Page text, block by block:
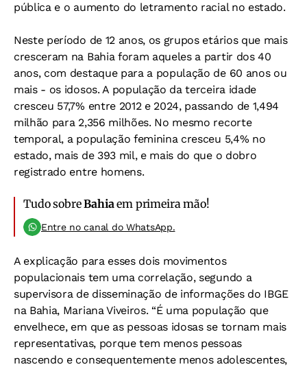
pública e o aumento do letramento racial no estado.
Neste período de 12 anos, os grupos etários que mais
cresceram na Bahia foram aqueles a partir dos 40
anos, com destaque para a população de 60 anos ou
mais - os idosos. A população da terceira idade
cresceu 57,7% entre 2012 e 2024, passando de 1,494
milhão para 2,356 milhões. No mesmo recorte
temporal, a população feminina cresceu 5,4% no
estado, mais de 393 mil, e mais do que o dobro
registrado entre homens.
Tudo sobreBahiaem primeira mão!
Entre no canal do WhatsApp.
A explicação para esses dois movimentos
populacionais tem uma correlação, segundo a
supervisora de disseminação de informações do IBGE
na Bahia, Mariana Viveiros. “É uma população que
envelhece, em que as pessoas idosas se tornam mais
representativas, porque tem menos pessoas
nascendo e consequentemente menos adolescentes,